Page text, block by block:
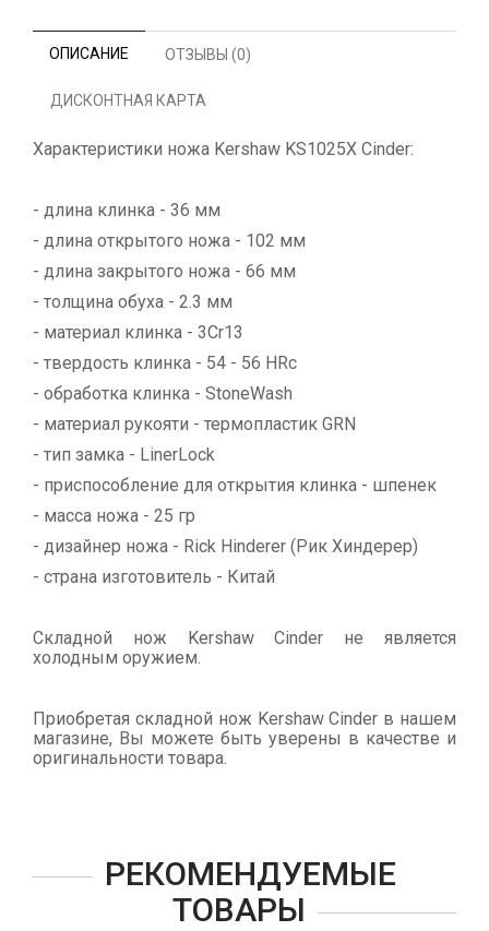
ОПИСАНИЕ ОТЗЫВЫ (0)
ДИСКОНТНАЯ КАРТА
Характеристики ножа Kershaw KS1025X Cinder:
- длина клинка - 36 мм
- длина открытого ножа - 102 мм
- длина закрытого ножа - 66 мм
- толщина обуха - 2.3 мм
- материал клинка - 3Cr13
- твердость клинка - 54 - 56 HRc
- обработка клинка - StoneWash
- материал рукояти - термопластик GRN
- тип замка - LinerLock
- приспособление для открытия клинка - шпенек
- масса ножа - 25 гр
- дизайнер ножа - Rick Hinderer (Рик Хиндерер)
- страна изготовитель - Китай
Складной нож Kershaw Cinder не является
холодным оружием.
Приобретая складной нож Kershaw Cinder в нашем
магазине, Вы можете быть уверены в качестве и
оригинальности товара.
РЕКОМЕНДУЕМЫЕ
ТОВАРЫ